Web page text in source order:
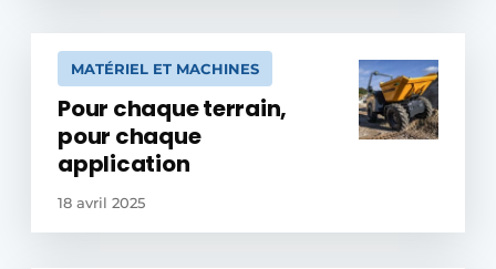
MATÉRIEL ET MACHINES
Pour chaque terrain,
pour chaque
application
18 avril 2025